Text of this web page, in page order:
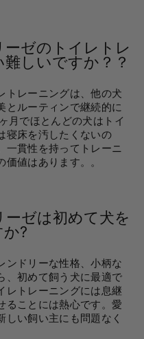
ーゼのトイレトレ
しいですか？ ？
トレーニングは、他の犬
とルーティンで継続的に
月でほとんどの犬はトイ
寝床を汚したくないの
一貫性を持ってトレーニ
値はあります。 。
ーゼは初めて犬を
?
ンドリーな性格、小柄な
、初めて飼う犬に最適で
レトレーニングには息継
ることには熱心です。愛
い飼い主にも問題なく